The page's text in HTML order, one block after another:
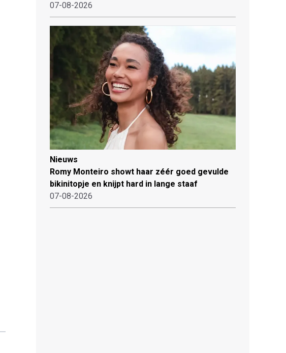
07-08-2026
Nieuws
Romy Monteiro showt haar zéér goed gevulde
bikinitopje en knijpt hard in lange staaf
07-08-2026